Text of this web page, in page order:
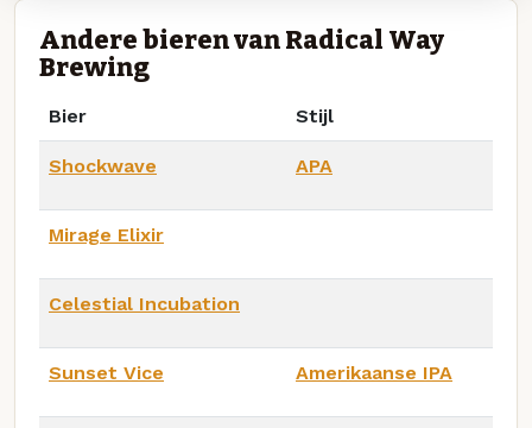
Andere bieren van Radical Way
Brewing
Bier Stijl
Shockwave APA
Mirage Elixir
Celestial Incubation
Sunset Vice Amerikaanse IPA